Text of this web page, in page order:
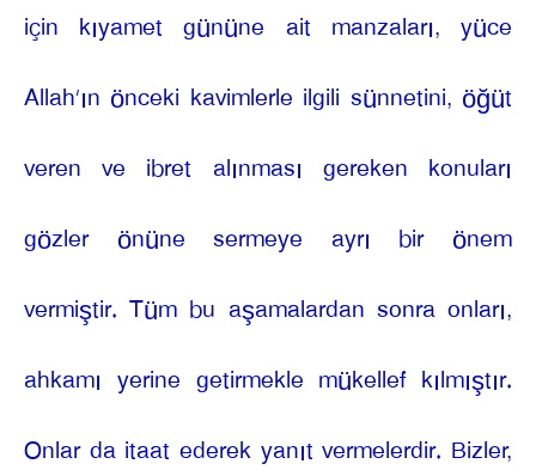
için kıyamet gününe ait manzaları, yüce
Allah’ın önceki kavimlerle ilgili sünnetini, öğüt
veren ve ibret alınması gereken konuları
gözler önüne sermeye ayrı bir önem
vermiştir. Tüm bu aşamalardan sonra onları,
ahkamı yerine getirmekle mükellef kılmıştır.
Onlar da itaat ederek yanıt vermelerdir. Bizler,